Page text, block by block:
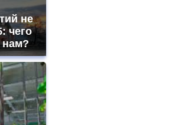
не
чего
нам?